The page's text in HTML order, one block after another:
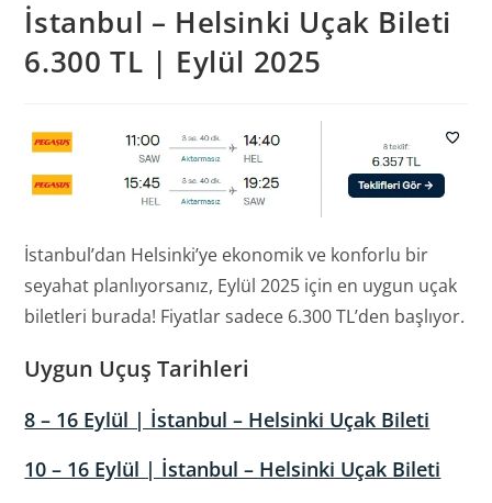
İstanbul – Helsinki Uçak Bileti
6.300 TL | Eylül 2025
İstanbul’dan Helsinki’ye ekonomik ve konforlu bir
seyahat planlıyorsanız, Eylül 2025 için en uygun uçak
biletleri burada! Fiyatlar sadece 6.300 TL’den başlıyor.
Uygun Uçuş Tarihleri
8 – 16 Eylül | İstanbul – Helsinki Uçak Bileti
10 – 16 Eylül | İstanbul – Helsinki Uçak Bileti